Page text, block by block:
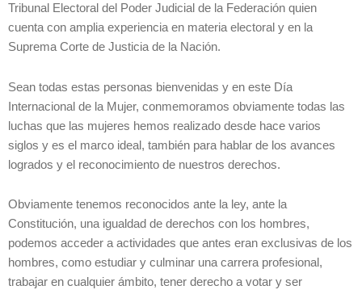
Tribunal Electoral del Poder Judicial de la Federación quien
cuenta con amplia experiencia en materia electoral y en la
Suprema Corte de Justicia de la Nación.
Sean todas estas personas bienvenidas y en este Día
Internacional de la Mujer, conmemoramos obviamente todas las
luchas que las mujeres hemos realizado desde hace varios
siglos y es el marco ideal, también para hablar de los avances
logrados y el reconocimiento de nuestros derechos.
Obviamente tenemos reconocidos ante la ley, ante la
Constitución, una igualdad de derechos con los hombres,
podemos acceder a actividades que antes eran exclusivas de los
hombres, como estudiar y culminar una carrera profesional,
trabajar en cualquier ámbito, tener derecho a votar y ser